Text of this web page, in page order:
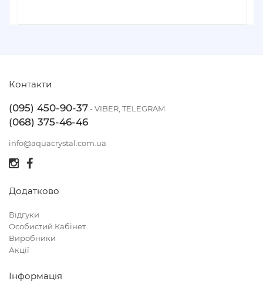
Контакти
(095) 450-90-37- VIBER, TELEGRAM
(068) 375-46-46
info@aquacrystal.com.ua
Додатково
Відгуки
Особистий Кабінет
Виробники
Акції
Інформація